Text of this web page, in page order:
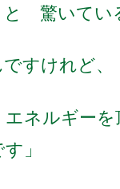
驚いてい
すけれど、
ネルギーを
す」